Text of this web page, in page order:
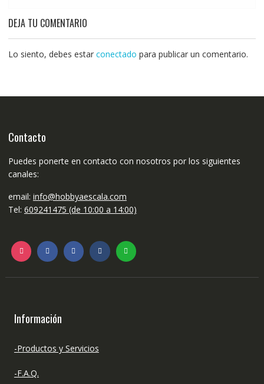
DEJA TU COMENTARIO
Lo siento, debes estar conectado para publicar un comentario.
Contacto
Puedes ponerte en contacto con nosotros por los siguientes
canales:
email: info@hobbyaescala.com
Tel: 609241475 (de 10:00 a 14:00)
Información
-Productos y Servicios
-F.A.Q.